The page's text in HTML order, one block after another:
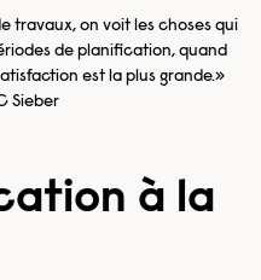
travaux, on voit les choses qui
de planification, quand
est la plus grande.»
Sieber
à la